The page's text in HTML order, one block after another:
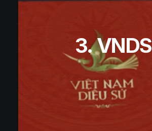
3. VNDS